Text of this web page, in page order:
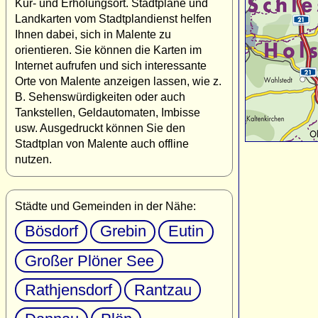
Kur- und Erholungsort. Stadtpläne und
Landkarten vom Stadtplandienst helfen
Ihnen dabei, sich in Malente zu
orientieren. Sie können die Karten im
Internet aufrufen und sich interessante
Orte von Malente anzeigen lassen, wie z.
B. Sehenswürdigkeiten oder auch
Tankstellen, Geldautomaten, Imbisse
usw. Ausgedruckt können Sie den
Stadtplan von Malente auch offline
nutzen.
Städte und Gemeinden in der Nähe:
Bösdorf Grebin
Eutin
Großer Plöner See
Rathjensdorf
Rantzau